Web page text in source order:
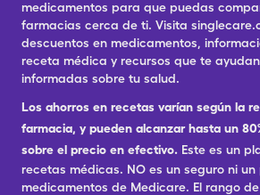
medicamentos para que puedas
farmacias cerca de ti. Visita
descuentos en medicamentos,
receta médica y recursos que te
informadas sobre tu salud.
Los ahorros en recetas varían según la
farmacia, y pueden alcanzar hasta un
sobre el precio en efectivo. Este es un
recetas médicas. NO es un seguro ni un
medicamentos de Medicare. El rango